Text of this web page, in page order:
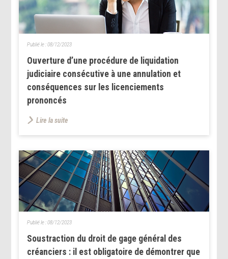
Ouverture d’une procédure de liquidation
judiciaire consécutive à une annulation et
conséquences sur les licenciements
prononcés
Publié le :08/12/2023
Lire la suite
Soustraction du droit de gage général des
créanciers : il est obligatoire de démontrer que
Publié le :08/12/2023